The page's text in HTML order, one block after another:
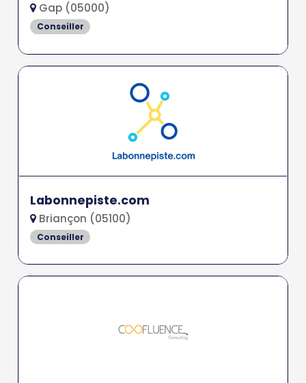
Gap (05000)
Conseiller
Labonnepiste.com
Briançon (05100)
Conseiller